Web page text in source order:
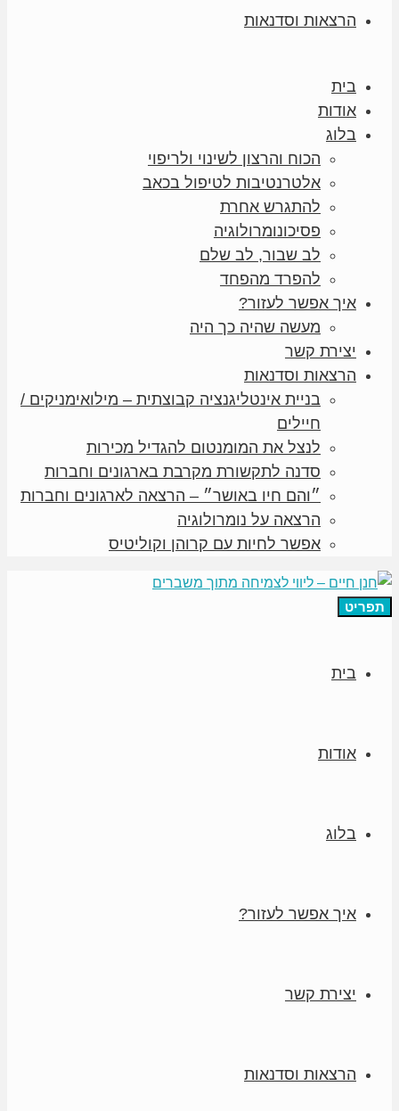
הרצאות וסדנאות
בית
אודות
בלוג
הכוח והרצון לשינוי ולריפוי
אלטרנטיבות לטיפול בכאב
להתגרש אחרת
פסיכונומרולוגיה
לב שבור, לב שלם
להפרד מהפחד
איך אפשר לעזור?
מעשה שהיה כך היה
יצירת קשר
הרצאות וסדנאות
בניית אינטליגנציה קבוצתית – מילואימניקים /
חיילים
לנצל את המומנטום להגדיל מכירות
סדנה לתקשורת מקרבת בארגונים וחברות
״והם חיו באושר״ – הרצאה לארגונים וחברות
הרצאה על נומרולוגיה
אפשר לחיות עם קרוהן וקוליטיס
תפריט
בית
אודות
בלוג
איך אפשר לעזור?
יצירת קשר
הרצאות וסדנאות